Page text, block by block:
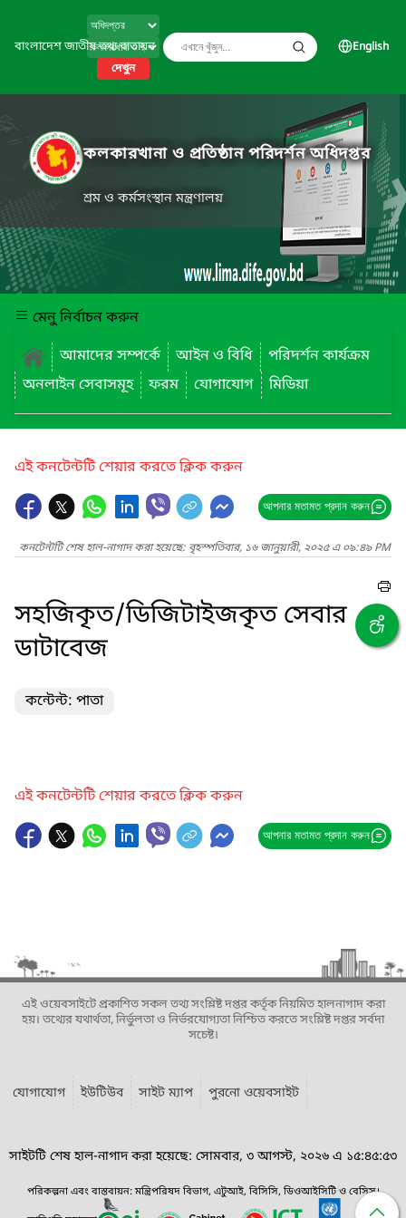
বাংলাদেশ জাতীয় তথ্য বাতায়ন
দেখুন
English
কলকারখানা ও প্রতিষ্ঠান পরিদর্শন অধিদপ্তর
শ্রম ও কর্মসংস্থান মন্ত্রণালয়
মেনু নির্বাচন করুন
আমাদের সম্পর্কে
আইন ও বিধি
পরিদর্শন কার্যক্রম
অনলাইন সেবাসমূহ
ফরম যোগাযোগ মিডিয়া
এই কনটেন্টটি শেয়ার করতে ক্লিক করুন
আপনার মতামত প্রদান করুন
কনটেন্টটি শেষ হাল-নাগাদ করা হয়েছে: বৃহস্পতিবার, ১৬ জানুয়ারী, ২০২৫ এ ০৯:৪৯ PM
সহজিকৃত/ডিজিটাইজকৃত সেবার
ডাটাবেজ
কন্টেন্ট: পাতা
এই কনটেন্টটি শেয়ার করতে ক্লিক করুন
আপনার মতামত প্রদান করুন
এই ওয়েবসাইটে প্রকাশিত সকল তথ্য সংশ্লিষ্ট দপ্তর কর্তৃক নিয়মিত হালনাগাদ করা
হয়। তথ্যের যথার্থতা, নির্ভুলতা ও নির্ভরযোগ্যতা নিশ্চিত করতে সংশ্লিষ্ট দপ্তর সর্বদা
সচেষ্ট।
যোগাযোগ ইউটিউব সাইট ম্যাপ পুরনো ওয়েবসাইট
সাইটটি শেষ হাল-নাগাদ করা হয়েছে: সোমবার, ৩ আগস্ট, ২০২৬ এ ১৫:৪৫:৫৩
পরিকল্পনা এবং বাস্তবায়ন: মন্ত্রিপরিষদ বিভাগ, এটুআই, বিসিসি, ডিওআইসিটি ও বেসিস।